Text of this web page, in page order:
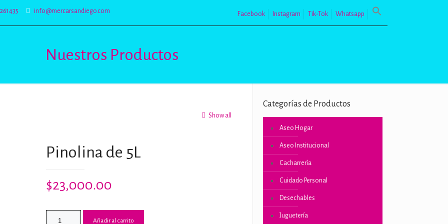
info@mercarsandiego.com Facebook Instagram Tik-Tok Whatsapp
Nuestros Productos
Show all
Pinolina de 5L
$23,000.00
Añadir al carrito
Categorías de Productos
Aseo Hogar
Aseo Institucional
Cacharrería
Cuidado Personal
Desechables
Juguetería